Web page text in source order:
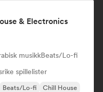
& Electronics
musikkBeats/Lo-fi
spillelister
Beats/Lo-fi
Chill House